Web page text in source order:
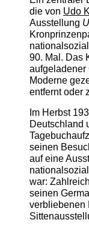
die von Udo
Ausstellung
90. Mal. Das
aufgeladener
Moderne
entfernt oder
Im Herbst
Deutschland
seinen
auf eine
war:
seinen
verbliebenen